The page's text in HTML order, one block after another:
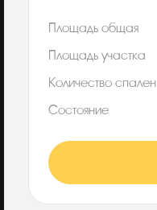
Площадь общая
Площадь участка
Количество спален
Состояние